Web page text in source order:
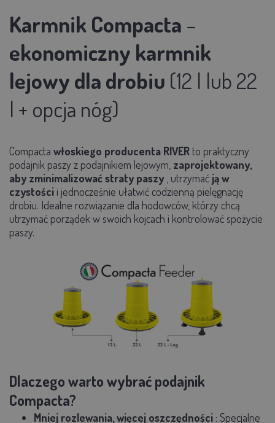
Karmnik Compacta –
ekonomiczny karmnik
lejowy dla drobiu (12 l lub 22
l + opcja nóg)
Compacta włoskiego producenta RIVER to praktyczny
podajnik paszy z podajnikiem lejowym, zaprojektowany,
aby zminimalizować straty paszy , utrzymać ją w
czystości i jednocześnie ułatwić codzienną pielęgnację
drobiu. Idealne rozwiązanie dla hodowców, którzy chcą
utrzymać porządek w swoich kojcach i kontrolować spożycie
paszy.
Dlaczego warto wybrać podajnik
Compacta?
Mniej rozlewania, więcej oszczędności : Specjalne